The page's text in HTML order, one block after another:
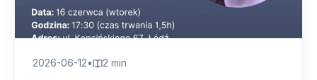
2026-06-12• 2 min